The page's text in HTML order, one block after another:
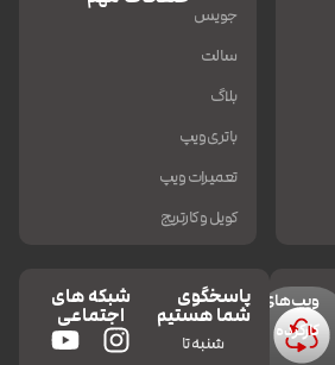
جویس
سالت
بلاگ
باتری ویپ
تعمیرات ویپ
کویل و کارتریج
ویپ‌های
کارکرده
پاسخگوی
شما هستیم
شنبه تا
شبکه های
اجتماعی